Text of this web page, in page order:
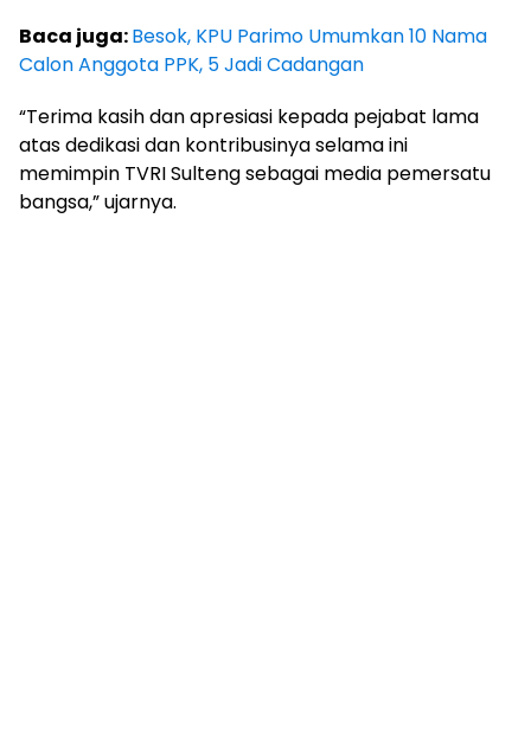
Baca juga:Besok, KPU Parimo Umumkan 10 Nama
Calon Anggota PPK, 5 Jadi Cadangan
“Terima kasih dan apresiasi kepada pejabat lama
atas dedikasi dan kontribusinya selama ini
memimpin TVRI Sulteng sebagai media pemersatu
bangsa,” ujarnya.